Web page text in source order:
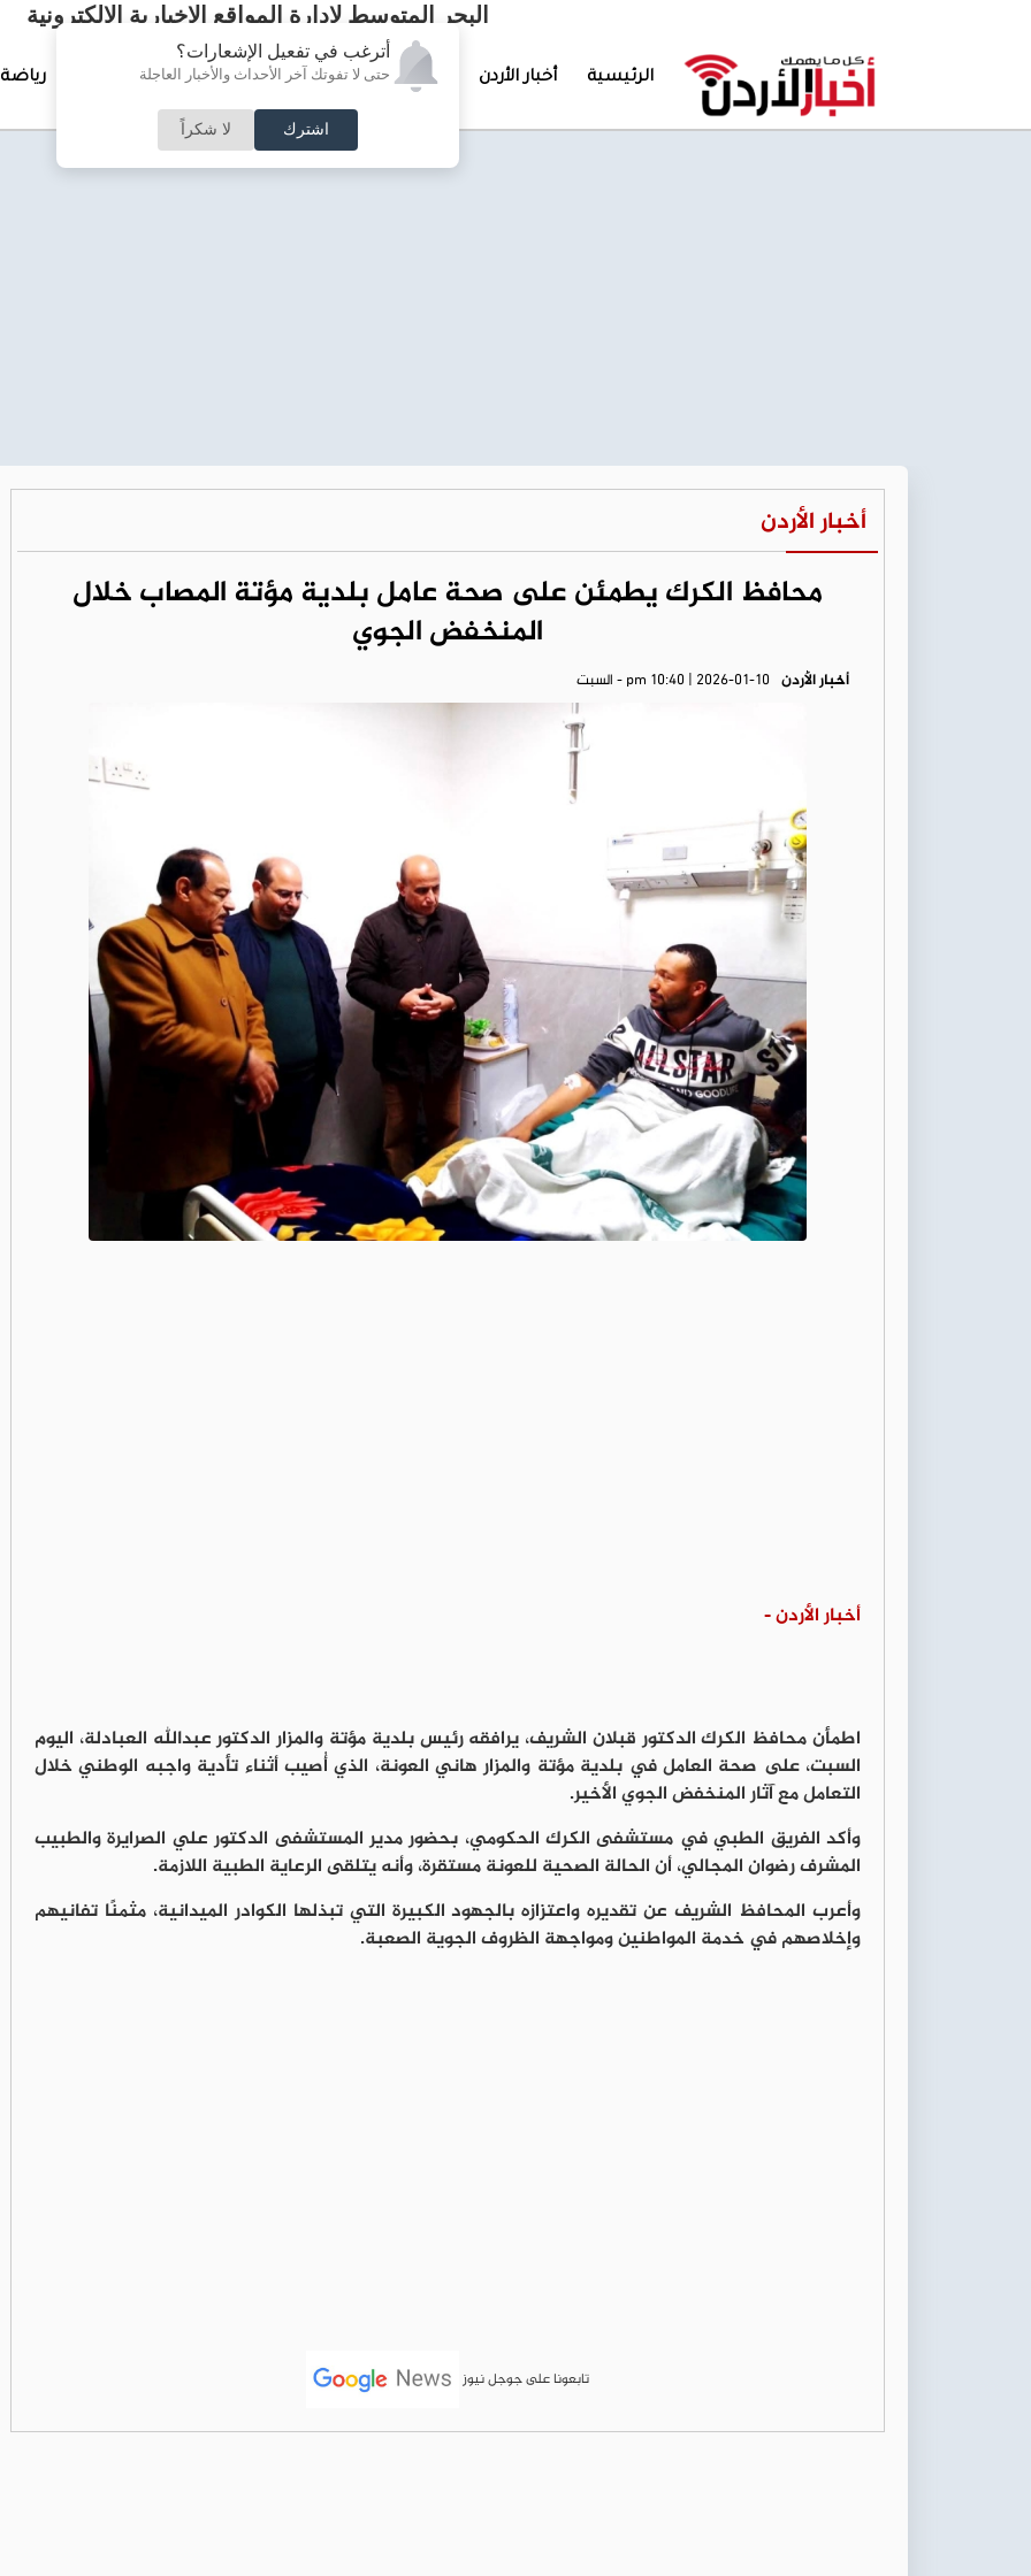
أترغب في تفعيل الإشعارات؟
حتى لا تفوتك آخر الأحداث والأخبار العاجلة
اشترك لا شكراً
البحر المتوسط لإدارة المواقع الإخبارية الالكترونية
الرئيسية أخبار الأردن تغطيات خاصة لقاء الأسبوع جرائم وحوادث رياضة
أخبار الأردن
محافظ الكرك يطمئن على صحة عامل بلدية مؤتة المصاب خلال
المنخفض الجوي
أخبار الأردن pm 10:40 | 2026-01-10 - السبت
أخبار الأردن -
اطمأن محافظ الكرك الدكتورقبلان الشريف، يرافقه رئيس بلدية مؤتة والمزار الدكتورعبدالله العبادلة، اليوم
السبت، على صحة العامل في بلدية مؤتة والمزارهاني العونة، الذي أُصيب أثناء تأدية واجبه الوطني خلال
التعامل مع آثار المنخفض الجوي الأخير.
وأكد الفريق الطبي في مستشفى الكرك الحكومي، بحضور مدير المستشفى الدكتورعلي الصرايرةوالطبيب
المشرفرضوان المجالي، أن الحالة الصحية للعونة مستقرة، وأنه يتلقى الرعاية الطبية اللازمة.
وأعرب المحافظ الشريف عن تقديره واعتزازه بالجهود الكبيرة التي تبذلها الكوادر الميدانية، مثمنًا تفانيهم
وإخلاصهم في خدمة المواطنين ومواجهة الظروف الجوية الصعبة.
تابعونا على جوجل نيوز